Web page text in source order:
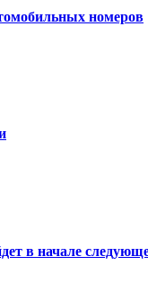
номеров
в начале